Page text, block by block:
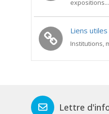
expositions...
Liens utiles
Institutions,
Lettre